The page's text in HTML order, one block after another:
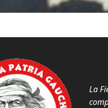
La